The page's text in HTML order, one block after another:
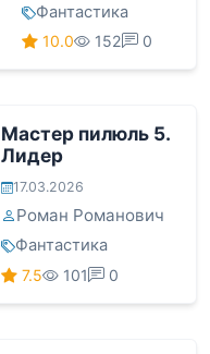
Фантастика
10.0 152 0
Мастер пилюль 5.
Лидер
17.03.2026
Роман Романович
Фантастика
7.5 101 0